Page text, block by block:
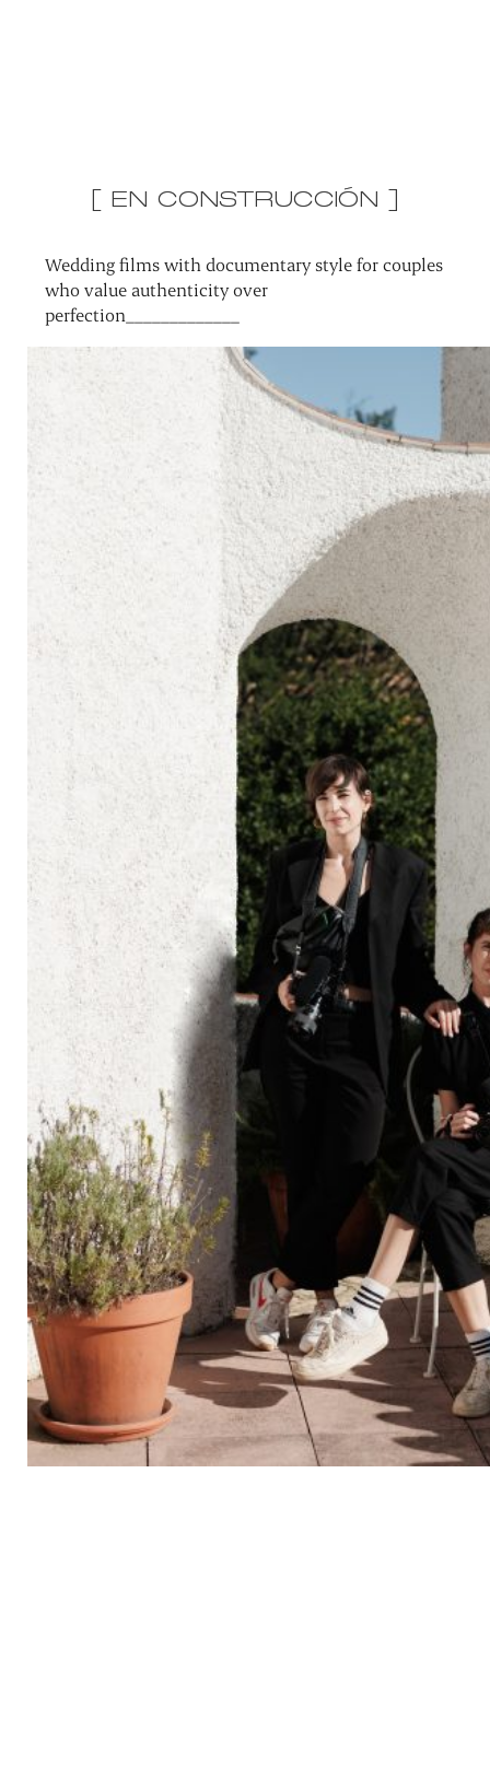
[ EN CONSTRUCCIÓN ]
Wedding films with documentary style for couples
who value authenticity over
perfection_____________